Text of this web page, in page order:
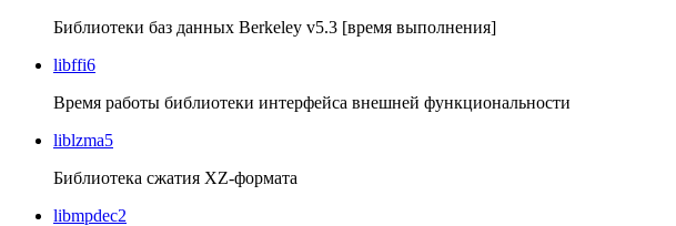
Библиотеки баз данных Berkeley v5.3 [время выполнения]
libffi6
Время работы библиотеки интерфейса внешней функциональности
liblzma5
Библиотека сжатия XZ-формата
libmpdec2